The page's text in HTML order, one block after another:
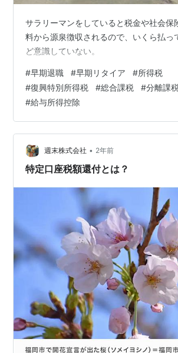
サラリーマンをしていると税金や社会保
料から源泉徴収されるので、いくら払っ
ど意識していない。
#早期退職 #早期リタイア #所得税
#復興特別所得税 #総合課税 #分離課
#給与所得控除
週末株式会社 • 2年前
特定口座税額還付とは？